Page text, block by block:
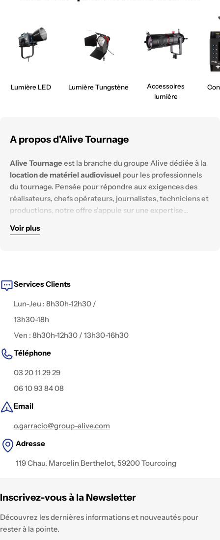
Lumière LED Lumière Tungstène
Accessoires
lumière
A propos d'Alive Tournage
Alive Tournageest la branche du groupe Alive dédiée à la
location de matériel audiovisuel pour les professionnels
du tournage. Pensée pour répondre aux exigences des
réalisateurs, chefs opérateurs, journalistes, techniciens et
productions, notre offre s’appuie sur une expertise
renouvelé.
Nous mettons à disposition des équipements
digital.
Voir plus
Services Clients
Lun-Jeu : 8h30h-12h30 /
13h30-18h
Ven : 8h30h-12h30 / 13h30-16h30
Téléphone
03 20 11 29 29
06 10 93 84 08
Email
o.garracio@group-alive.com
Adresse
119 Chau. Marcelin Berthelot, 59200 Tourcoing
Inscrivez-vous à la Newsletter
Découvrez les dernières informations et nouveautés pour
rester à la pointe.